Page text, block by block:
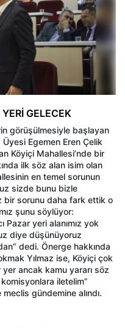
GELECEK
görüşülmesiyle başlayan
Egemen Eren Çelik
Köyiçi Mahallesi’nde bir
ilk söz alan isim olan
en temel sorunun
sizde bunu bizle
bir sorunu daha fark ettik o
şunu söylüyor:
Pazar yeri alanımız yok
diye düşünüyoruz
dedi. Önerge hakkında
Yılmaz ise, Köyiçi çok
ancak kamu yararı söz
iletelim”
gündemine alındı.